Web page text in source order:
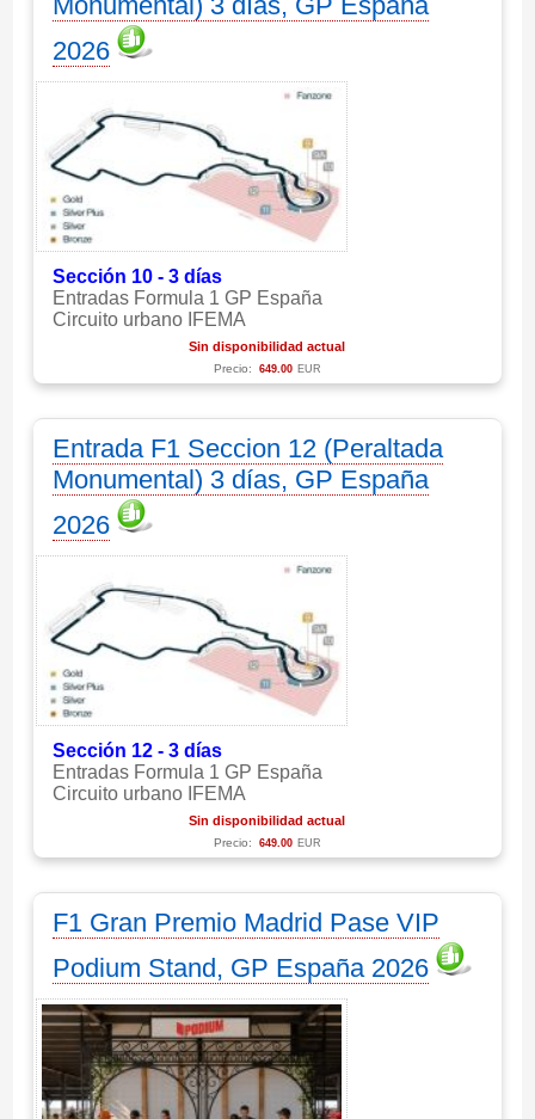
2026
Sección 10 - 3 días
Entradas Formula 1 GP España
Circuito urbano IFEMA
Sin disponibilidad actual
Precio: 649.00 EUR
Entrada F1 Seccion 12 (Peraltada
Monumental) 3 días, GP España
2026
Sección 12 - 3 días
Entradas Formula 1 GP España
Circuito urbano IFEMA
Sin disponibilidad actual
Precio: 649.00 EUR
F1 Gran Premio Madrid Pase VIP
Podium Stand, GP España 2026